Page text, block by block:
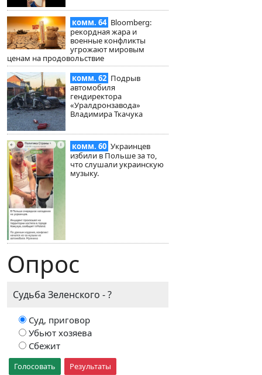
комм. 64 Bloomberg:
рекордная жара и
военные конфликты
угрожают мировым
ценам на продовольствие
комм. 62 Подрыв
автомобиля
гендиректора
«Уралдронзавода»
Владимира Ткачука
комм. 60 Украинцев
избили в Польше за то,
что слушали украинскую
музыку.
Опрос
Судьба Зеленского - ?
Суд, приговор
Убьют хозяева
Сбежит
Голосовать Результаты